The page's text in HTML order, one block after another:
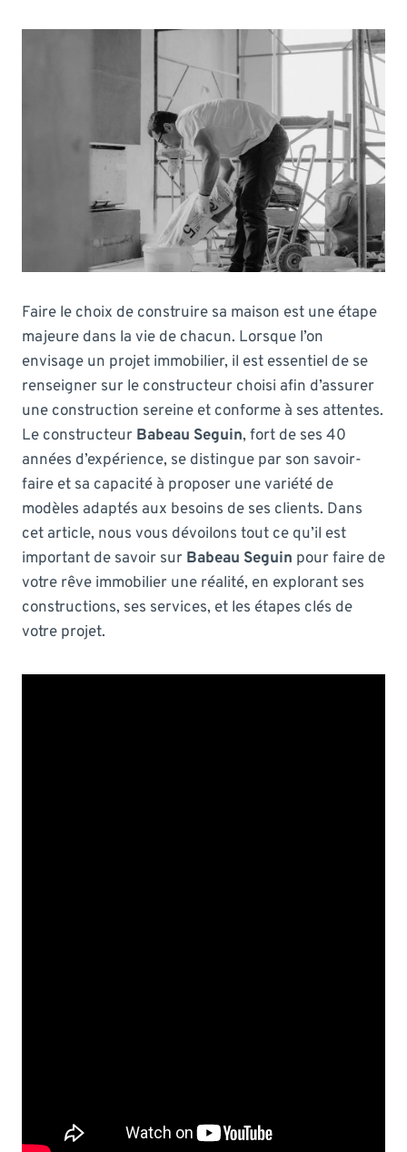
Faire le choix de construire sa maison est une étape
majeure dans la vie de chacun. Lorsque l’on
envisage un projet immobilier, il est essentiel de se
renseigner sur le constructeur choisi afin d’assurer
une construction sereine et conforme à ses attentes.
Le constructeur Babeau Seguin, fort de ses 40
années d’expérience, se distingue par son savoir-
faire et sa capacité à proposer une variété de
modèles adaptés aux besoins de ses clients. Dans
cet article, nous vous dévoilons tout ce qu’il est
important de savoir sur Babeau Seguin pour faire de
votre rêve immobilier une réalité, en explorant ses
constructions, ses services, et les étapes clés de
votre projet.